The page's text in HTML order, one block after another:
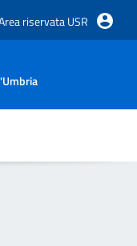
riservata USR